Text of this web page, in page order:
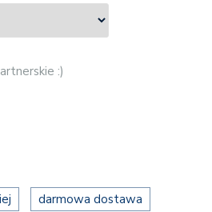
:)
darmowa dostawa